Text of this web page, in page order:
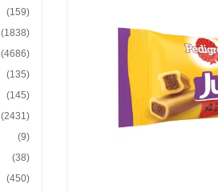
(159)
(1838)
(4686)
(135)
(145)
(2431)
(9)
(38)
(450)